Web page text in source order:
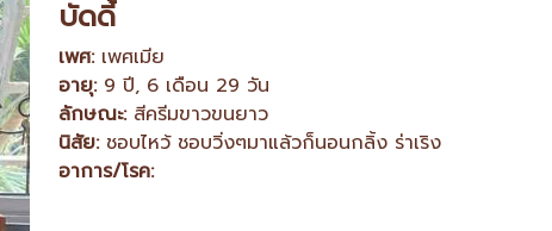
บัดดี้
เพศ: เพศเมีย
อายุ: 9 ปี, 6 เดือน 29 วัน
ลักษณะ: สีครีมขาวขนยาว
นิสัย: ชอบไหว้ ชอบวิ่งๆมาแล้วก็นอนกลิ้ง ร่าเริง
อาการ/โรค: